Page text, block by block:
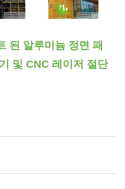
된 알루미늄 정면 패
및 CNC 레이저 절단